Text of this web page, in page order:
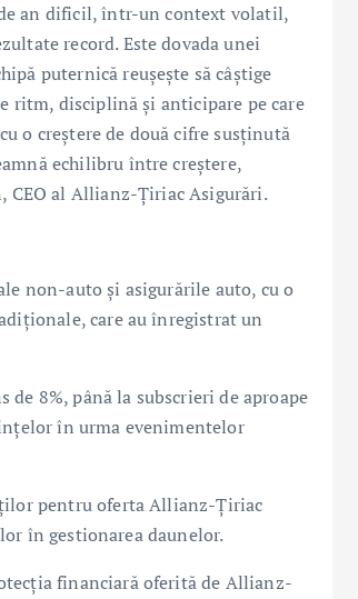
an dificil, într-un context volatil,
record. Este dovada unei
puternică reușește să câștige
ritm, disciplină și anticipare pe care
o creștere de două cifre susținută
echilibru între creștere,
CEO al Allianz-Țiriac Asigurări.
non-auto și asigurările auto, cu o
care au înregistrat un
8%, până la subscrieri de aproape
în urma evenimentelor
pentru oferta Allianz-Țiriac
în gestionarea daunelor.
financiară oferită de Allianz-